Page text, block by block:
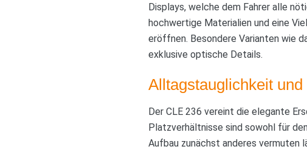
Displays, welche dem Fahrer alle
hochwertige Materialien und eine
eröffnen. Besondere Varianten wie
exklusive optische Details.
Alltagstauglichkeit
Der CLE 236 vereint die elegante
Platzverhältnisse sind sowohl für
Aufbau zunächst anderes vermuten